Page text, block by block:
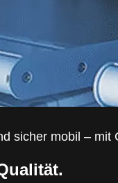
sicher mobil –